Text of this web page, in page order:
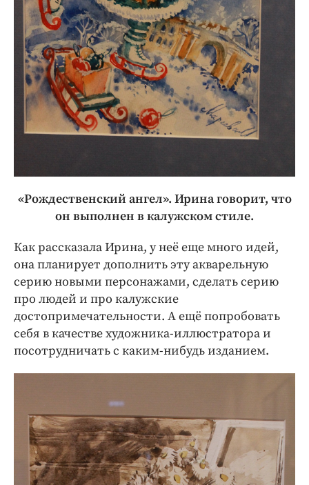
«Рождественский ангел». Ирина говорит, что
он выполнен в калужском стиле.
Как рассказала Ирина, у неё еще много идей,
она планирует дополнить эту акварельную
серию новыми персонажами, сделать серию
про людей и про калужские
достопримечательности. А ещё попробовать
себя в качестве художника-иллюстратора и
посотрудничать с каким-нибудь изданием.